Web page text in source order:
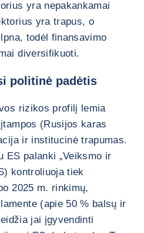
yra nepakankamai
yra trapus, o
todėl finansavimo
diversifikuoti.
politinė padėtis
rizikos profilį lemia
(Rusijos karas
ir institucinė trapumas.
ES palanki „Veiksmo ir
kontroliuoja tiek
2025 m. rinkimų,
(apie 50 % balsų ir
jai įgyvendinti